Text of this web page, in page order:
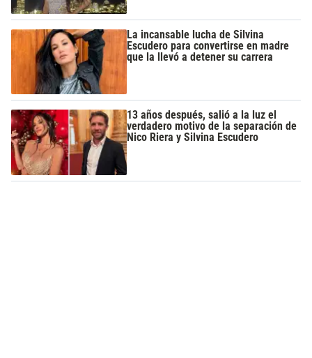
La incansable lucha de Silvina
Escudero para convertirse en madre
que la llevó a detener su carrera
13 años después, salió a la luz el
verdadero motivo de la separación de
Nico Riera y Silvina Escudero